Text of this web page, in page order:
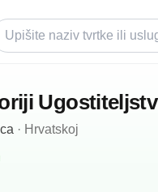
· Hrvatskoj